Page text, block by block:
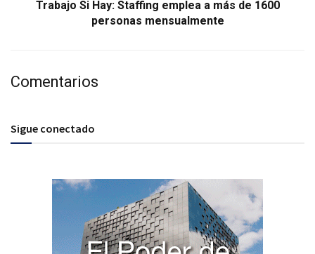
Trabajo Si Hay: Staffing emplea a más de 1600
personas mensualmente
Comentarios
Sigue conectado